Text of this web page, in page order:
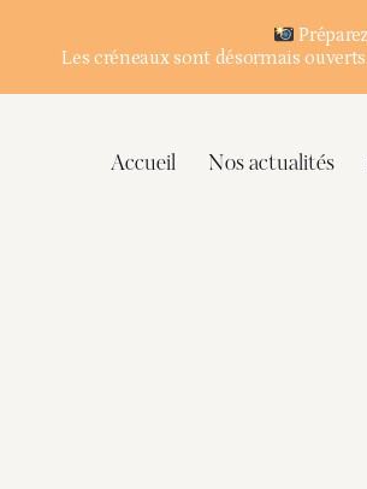
Accueil Nos actualités
Les créneaux sont désormais